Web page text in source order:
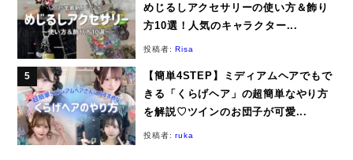
めじるしアクセサリーの使い方＆飾り
方10選！人気のキャラクター...
投稿者:Risa
【簡単4STEP】ミディアムヘアでもで
きる「くらげヘア」の超簡単なやり方
を解説♡ツインのお団子が可愛...
投稿者:ruka